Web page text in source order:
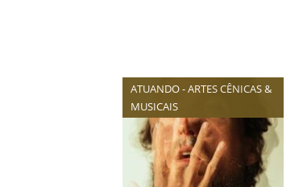
ATUANDO - ARTES CÊNICAS &
MUSICAIS